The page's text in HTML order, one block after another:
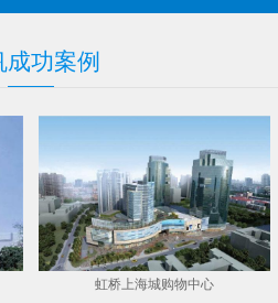
成功案例
虹桥上海城购物中心